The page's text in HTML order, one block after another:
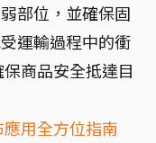
部位，並確保固
運輸過程中的衝
商品安全抵達目
用全方位指南